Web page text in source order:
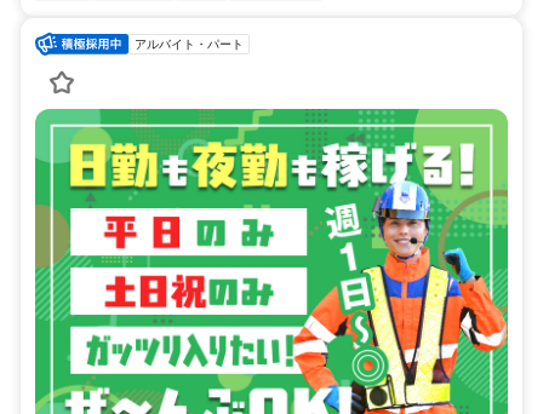
アルバイト・パート